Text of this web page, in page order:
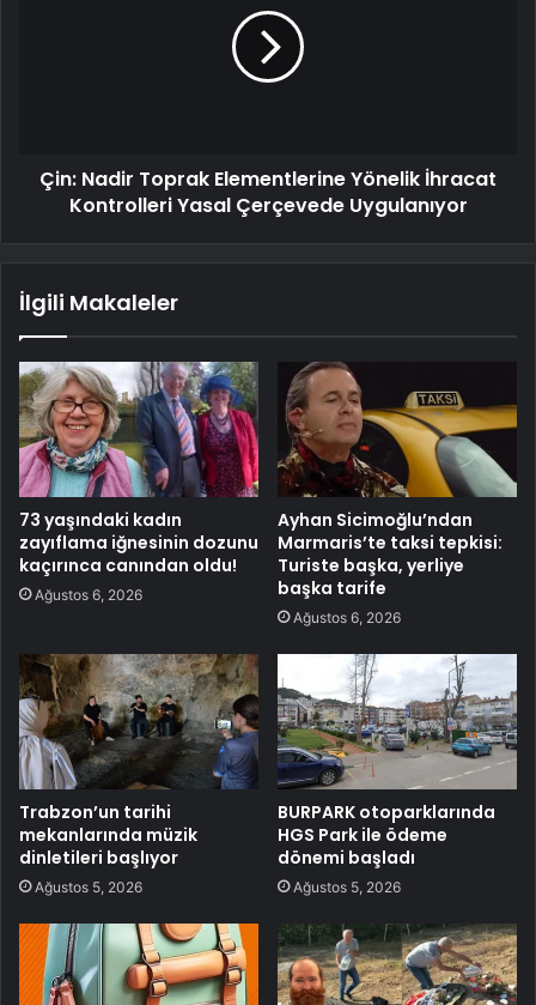
Çin: Nadir Toprak Elementlerine Yönelik İhracat
Kontrolleri Yasal Çerçevede Uygulanıyor
İlgili Makaleler
73 yaşındaki kadın
zayıflama iğnesinin dozunu
kaçırınca canından oldu!
Ağustos 6, 2026
Ayhan Sicimoğlu’ndan
Marmaris’te taksi tepkisi:
Turiste başka, yerliye
başka tarife
Ağustos 6, 2026
Trabzon’un tarihi
mekanlarında müzik
dinletileri başlıyor
Ağustos 5, 2026
BURPARK otoparklarında
HGS Park ile ödeme
dönemi başladı
Ağustos 5, 2026